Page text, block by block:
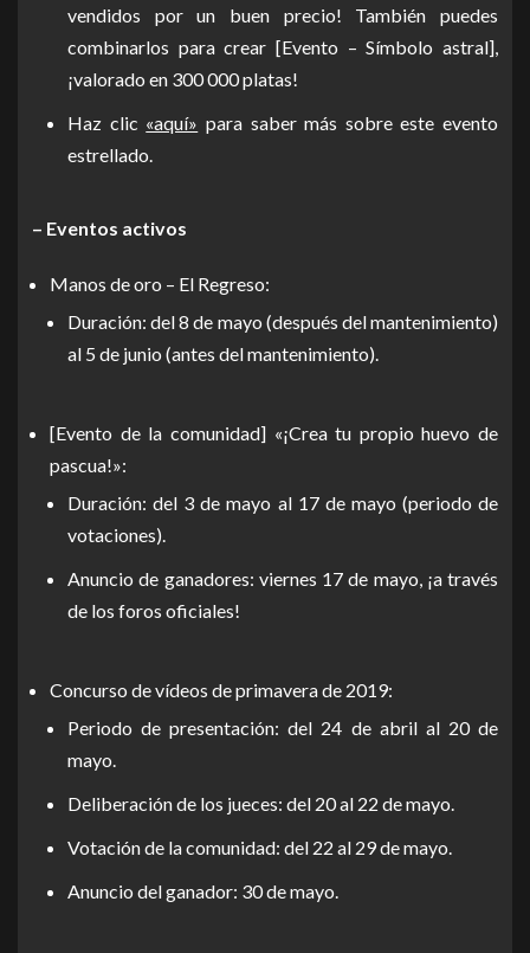
vendidos por un buen precio! También puedes
combinarlos para crear [Evento – Símbolo astral],
¡valorado en 300 000 platas!
Haz clic «aquí» para saber más sobre este evento
estrellado.
– Eventos activos
Manos de oro – El Regreso:
Duración: del 8 de mayo (después del mantenimiento)
al 5 de junio (antes del mantenimiento).
[Evento de la comunidad] «¡Crea tu propio huevo de
pascua!»:
Duración: del 3 de mayo al 17 de mayo (periodo de
votaciones).
Anuncio de ganadores: viernes 17 de mayo, ¡a través
de los foros oficiales!
Concurso de vídeos de primavera de 2019:
Periodo de presentación: del 24 de abril al 20 de
mayo.
Deliberación de los jueces: del 20 al 22 de mayo.
Votación de la comunidad: del 22 al 29 de mayo.
Anuncio del ganador: 30 de mayo.